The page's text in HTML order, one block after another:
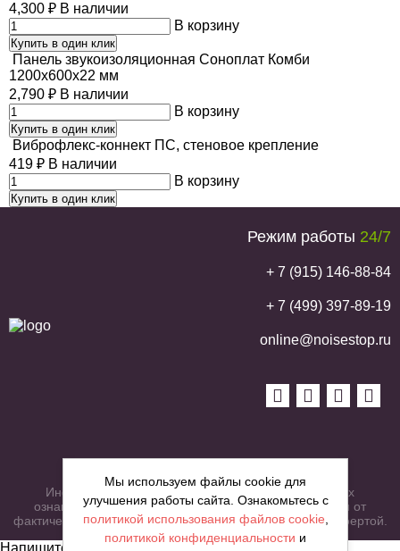
4,300 ₽ В наличии
В корзину
Купить в один клик
Панель звукоизоляционная Соноплат Комби
1200х600х22 мм
2,790 ₽ В наличии
В корзину
Купить в один клик
Виброфлекс-коннект ПС, стеновое крепление
419 ₽ В наличии
В корзину
Купить в один клик
Режим работы 24/7
+ 7 (915) 146-88-84
+ 7 (499) 397-89-19
online@noisestop.ru
Copyright © noisestop.ru 2026.
Информация о товарах на сайте приведена в целях
ознакомленияя. Фотографии, цвета могут отличаться от
фактических характеристик и не являются публичной офертой.
Напишите нам сообщение
Мы используем файлы cookie для
улучшения работы сайта. Ознакомьтесь с
политикой использования файлов cookie
политикой конфиденциальности и